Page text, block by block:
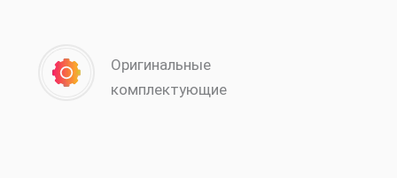
Оригинальные
комплектующие